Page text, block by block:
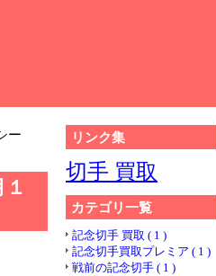
ー
リンク集
切手 買取
カテゴリ一覧
記念切手 買取 ( 1 )
記念切手買取プレミア ( 1 )
戦前の記念切手 ( 1 )